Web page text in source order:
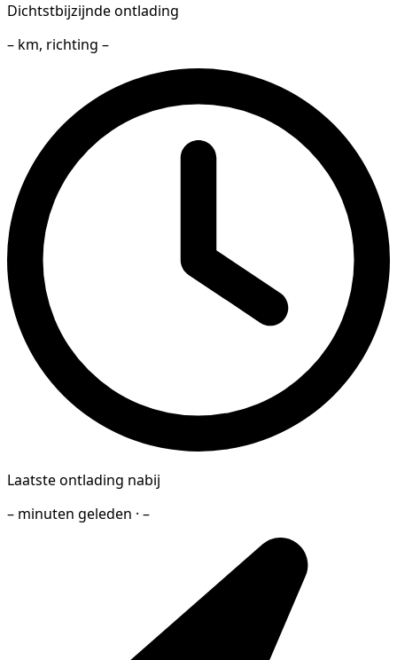
Dichtstbijzijnde ontlading
– km, richting –
Laatste ontlading nabij
– minuten geleden · –